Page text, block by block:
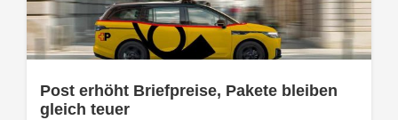
Post erhöht Briefpreise, Pakete bleiben
gleich teuer